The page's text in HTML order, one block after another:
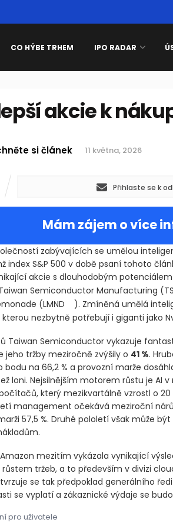
CO HÝBE TRHEM IPO RADAR
akcie k
si článek 11 května, 2026
Přihlaste se k
Mám zájem o více
zabývajících se umělou
index S&P 500 v době psaní tohoto
akcie s dlouhodobým
Semiconductor Manufacturing
(LMND -0,38 % ). Zmíněná
nezbytně potřebují i giganti jako
Taiwan Semiconductor vykazuje
jeho tržby meziročně zvýšily o 41 %.
na 66,2 % a provozní marže
loni. Nejsilnějším motorem růstu je AI
který mezikvartálně vzrostl o 20
management očekává meziroční
57,5 %. Druhé pololetí však může
mezitím vykázala vynikající
tržeb, a to především v divizi
se tak předpoklad generálního
se vyplatí a zákaznické výdaje se
zabývajících se umělou
pro uživatele